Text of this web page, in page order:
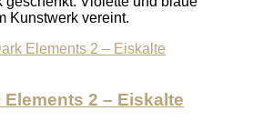
Kunstwerk vereint.
2 – Eiskalte